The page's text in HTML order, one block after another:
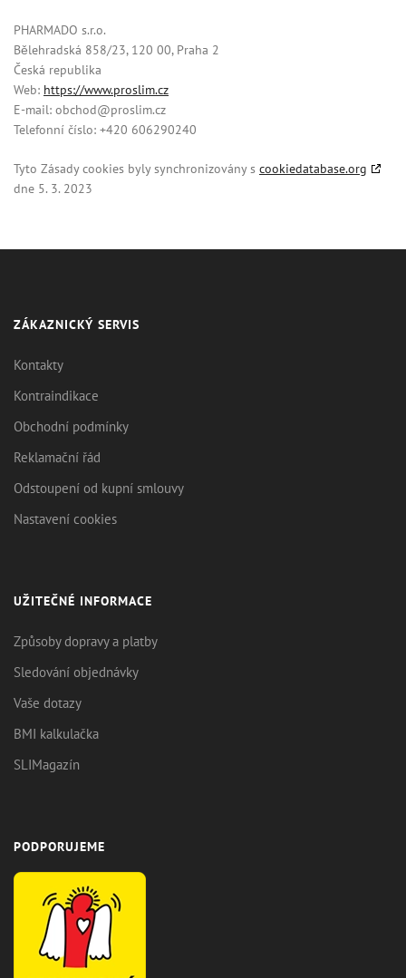
PHARMADO s.r.o.
Bělehradská 858/23, 120 00, Praha 2
Česká republika
Web: https://www.proslim.cz
E-mail: zc.milsorp@dohcbo
Telefonní číslo: +420 606290240
Tyto Zásady cookies byly synchronizovány s cookiedatabase.org
dne 5. 3. 2023
ZÁKAZNICKÝ SERVIS
Kontakty
Kontraindikace
Obchodní podmínky
Reklamační řád
Odstoupení od kupní smlouvy
Nastavení cookies
UŽITEČNÉ INFORMACE
Způsoby dopravy a platby
Sledování objednávky
Vaše dotazy
BMI kalkulačka
SLIMagazín
PODPORUJEME